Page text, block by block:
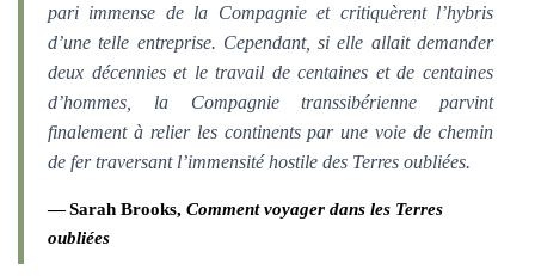
pari immense de la Compagnie et critiquèrent l’hybris
d’une telle entreprise. Cependant, si elle allait demander
deux décennies et le travail de centaines et de centaines
d’hommes, la Compagnie transsibérienne parvint
finalement à relier les continents par une voie de chemin
de fer traversant l’immensité hostile des Terres oubliées.
Sarah Brooks, Comment voyager dans les Terres
oubliées